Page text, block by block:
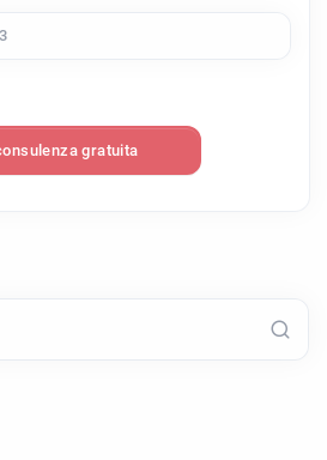
gratuita